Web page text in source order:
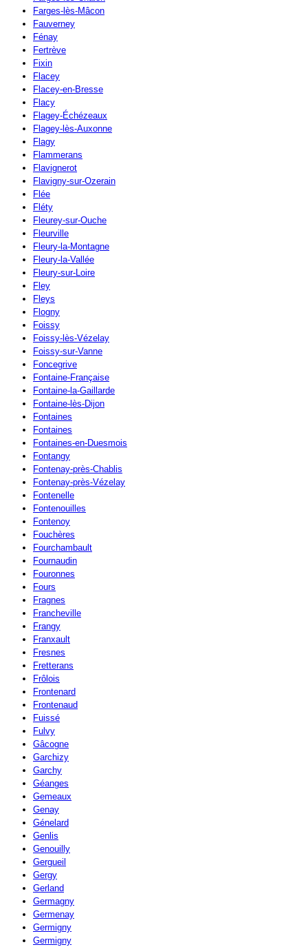
Farges-lès-Mâcon
Fauverney
Fénay
Fertrève
Fixin
Flacey
Flacey-en-Bresse
Flacy
Flagey-Échézeaux
Flagey-lès-Auxonne
Flagy
Flammerans
Flavignerot
Flavigny-sur-Ozerain
Flée
Fléty
Fleurey-sur-Ouche
Fleurville
Fleury-la-Montagne
Fleury-la-Vallée
Fleury-sur-Loire
Fley
Fleys
Flogny
Foissy
Foissy-lès-Vézelay
Foissy-sur-Vanne
Foncegrive
Fontaine-Française
Fontaine-la-Gaillarde
Fontaine-lès-Dijon
Fontaines
Fontaines
Fontaines-en-Duesmois
Fontangy
Fontenay-près-Chablis
Fontenay-près-Vézelay
Fontenelle
Fontenouilles
Fontenoy
Fouchères
Fourchambault
Fournaudin
Fouronnes
Fours
Fragnes
Francheville
Frangy
Franxault
Fresnes
Fretterans
Frôlois
Frontenard
Frontenaud
Fuissé
Fulvy
Gâcogne
Garchizy
Garchy
Géanges
Gemeaux
Genay
Génelard
Genlis
Genouilly
Gergueil
Gergy
Gerland
Germagny
Germenay
Germigny
Germigny